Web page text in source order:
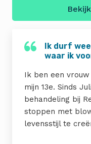
Ik durf
waar ik
Ik ben een
mijn 13e. Sinds
behandeling bij
stoppen met
levensstijl te